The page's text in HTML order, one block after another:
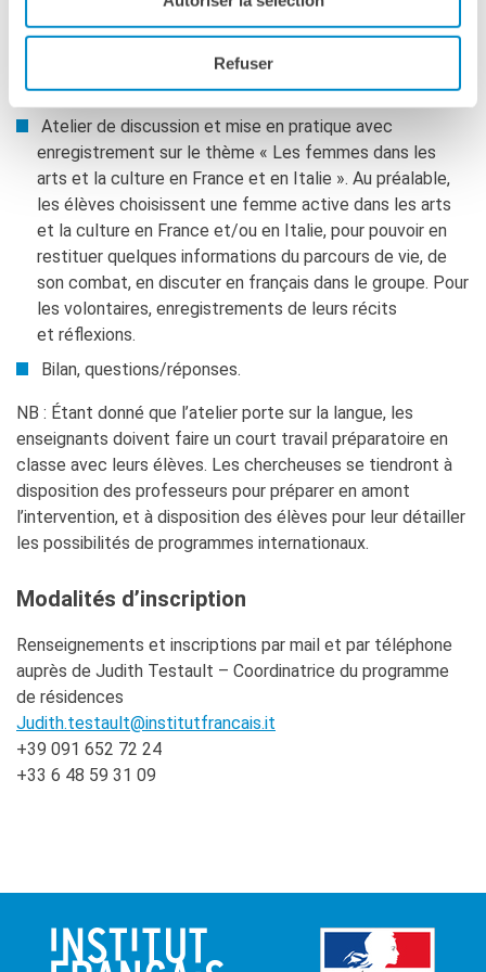
Refuser
Présentation du podcast comme nouvel outil créatif de
recherche, d’information, d’affirmation de soi. Au
préalable, si les élèves pouvaient écouter des extraits
de certainspodcasts
Atelier de discussion et mise en pratique avec
enregistrement sur le thème « Les femmes dans les
arts et la culture en France et en Italie ». Au préalable,
les élèves choisissent une femme active dans les arts
et la culture en France et/ou en Italie, pour pouvoir en
restituer quelques informations du parcours de vie, de
son combat, en discuter en français dans le groupe. Pour
les volontaires, enregistrements de leurs récits
et réflexions.
Bilan, questions/réponses.
NB : Étant donné que l’atelier porte sur la langue, les
enseignants doivent faire un court travail préparatoire en
classe avec leurs élèves. Les chercheuses se tiendront à
disposition des professeurs pour préparer en amont
l’intervention, et à disposition des élèves pour leur détailler
les possibilités de programmes internationaux.
Modalités d’inscription
Renseignements et inscriptions par mail et par téléphone
auprès de Judith Testault – Coordinatrice du programme
de résidences
Judith.testault@institutfrancais.it
+39 091 652 72 24
+33 6 48 59 31 09